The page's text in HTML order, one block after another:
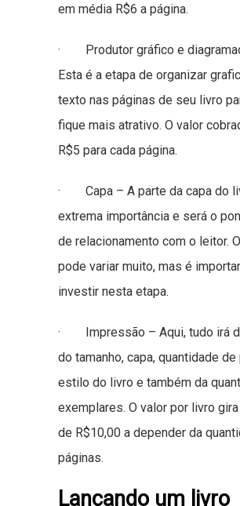
em média R$6 a página.
· Produtor gráfico e
Esta é a etapa de organizar
texto nas páginas de seu livro
fique mais atrativo. O valor
R$5 para cada página.
· Capa – A parte da capa do
extrema importância e será o
de relacionamento com o leitor.
pode variar muito, mas é
investir nesta etapa.
· Impressão – Aqui, tudo irá
do tamanho, capa, quantidade
estilo do livro e também da
exemplares. O valor por livro
de R$10,00 a depender da
páginas.
Lançando um livro